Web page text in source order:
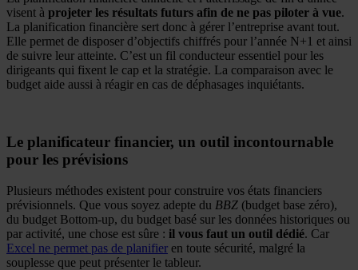
visent à projeter les résultats futurs afin de ne pas piloter à vue.
La planification financière sert donc à gérer l’entreprise avant tout.
Elle permet de disposer d’objectifs chiffrés pour l’année N+1 et ainsi
de suivre leur atteinte. C’est un fil conducteur essentiel pour les
dirigeants qui fixent le cap et la stratégie. La comparaison avec le
budget aide aussi à réagir en cas de déphasages inquiétants.
Le planificateur financier, un outil incontournable
pour les prévisions
Plusieurs méthodes existent pour construire vos états financiers
prévisionnels. Que vous soyez adepte du BBZ (budget base zéro),
du budget Bottom-up, du budget basé sur les données historiques ou
par activité, une chose est sûre : il vous faut un outil dédié. Car
Excel ne permet pas de planifier en toute sécurité, malgré la
souplesse que peut présenter le tableur.